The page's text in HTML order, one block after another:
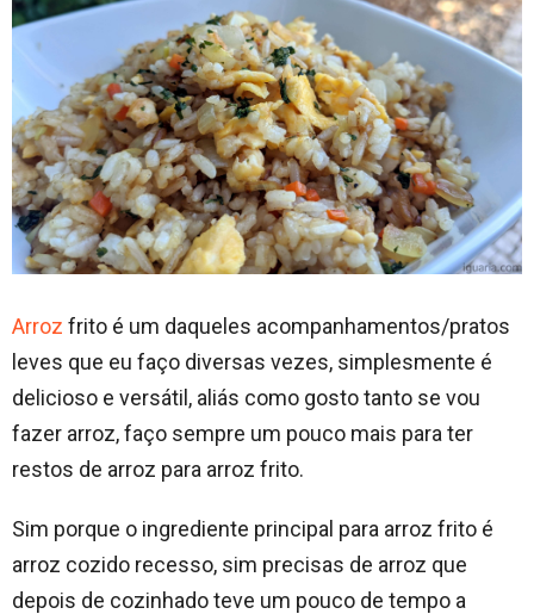
Arroz frito é um daqueles acompanhamentos/pratos
leves que eu faço diversas vezes, simplesmente é
delicioso e versátil, aliás como gosto tanto se vou
fazer arroz, faço sempre um pouco mais para ter
restos de arroz para arroz frito.
Sim porque o ingrediente principal para arroz frito é
arroz cozido recesso, sim precisas de arroz que
depois de cozinhado teve um pouco de tempo a